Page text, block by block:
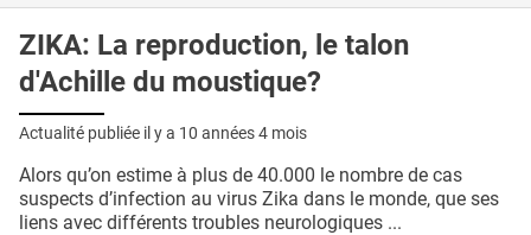
ZIKA: La reproduction, le talon
d'Achille du moustique?
Actualité publiée il y a 10 années 4 mois
Alors qu’on estime à plus de 40.000 le nombre de cas
suspects d’infection au virus Zika dans le monde, que ses
liens avec différents troubles neurologiques ...